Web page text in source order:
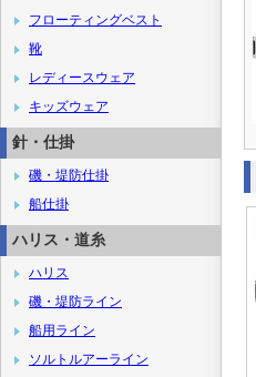
フローティングベスト
靴
レディースウェア
キッズウェア
針・仕掛
磯・堤防仕掛
船仕掛
ハリス・道糸
ハリス
磯・堤防ライン
船用ライン
ソルトルアーライン